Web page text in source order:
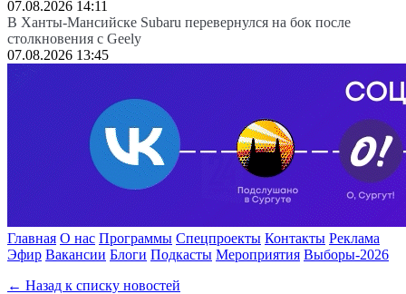
07.08.2026 14:11
В Ханты-Мансийске Subaru перевернулся на бок после
столкновения с Geely
07.08.2026 13:45
Главная О нас Программы Спецпроекты Контакты Реклама
Эфир Вакансии Блоги Подкасты Мероприятия Выборы-2026
← Назад к списку новостей